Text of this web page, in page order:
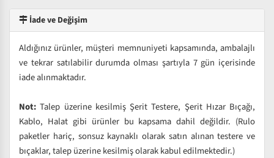
İade ve Değişim
Aldığınız ürünler, müşteri memnuniyeti kapsamında, ambalajlı
ve tekrar satılabilir durumda olması şartıyla 7 gün içerisinde
iade alınmaktadır.
Not: Talep üzerine kesilmiş Şerit Testere, Şerit Hızar Bıçağı,
Kablo, Halat gibi ürünler bu kapsama dahil değildir. (Rulo
paketler hariç, sonsuz kaynaklı olarak satın alınan testere ve
bıçaklar, talep üzerine kesilmiş olarak kabul edilmektedir.)